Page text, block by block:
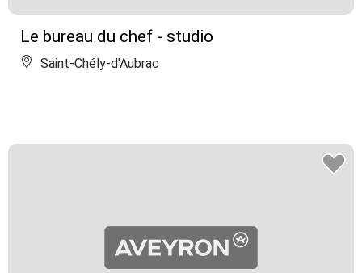
Le bureau du chef - studio
Saint-Chély-d'Aubrac